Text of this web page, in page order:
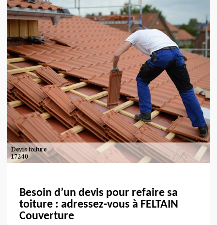
Besoin d’un devis pour refaire sa
toiture : adressez-vous à FELTAIN
Couverture